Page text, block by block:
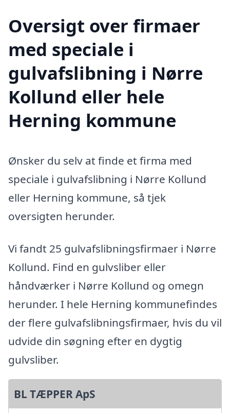
Oversigt over firmaer
med speciale i
gulvafslibning i Nørre
Kollund eller hele
Herning kommune
Ønsker du selv at finde et firma med
speciale i gulvafslibning i Nørre Kollund
eller Herning kommune, så tjek
oversigten herunder.
Vi fandt 25 gulvafslibningsfirmaer i Nørre
Kollund. Find en gulvsliber eller
håndværker i Nørre Kollund og omegn
herunder. I hele Herning kommunefindes
der flere gulvafslibningsfirmaer, hvis du vil
udvide din søgning efter en dygtig
gulvsliber.
BL TÆPPER ApS